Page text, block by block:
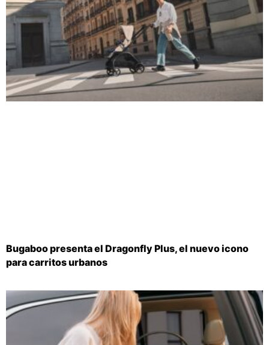
Bugaboo presenta el Dragonfly Plus, el nuevo icono
para carritos urbanos